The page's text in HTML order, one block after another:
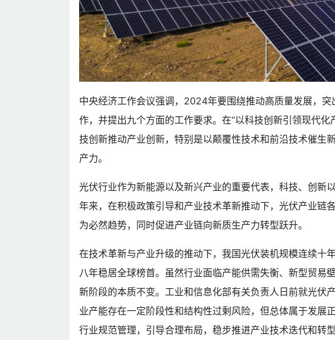
中央经济工作会议强调，2024年要围绕推动高质量发展，
作，并提出九个方面的工作要求。在“以科技创新引领现代
技创新推动产业创新，特别是以颠覆性技术和前沿技术催生
产力。
光伏行业作为新能源以及新兴产业的重要代表，科技、创新
年来，在积极政策引导和产业技术革新推动下，光伏产业链
为必然趋势，同时促进产业链向新质生产力转型跃升。
在技术革新与产业升级的推动下，我国光伏装机规模连续十
八年稳居全球榜首。虽然行业面临产能供需失衡、新型贸易
新阶段的本质不变。工业和信息化部有关负责人日前就光伏
业产能存在一定阶段性和结构性过剩风险，但总体属于发展
行业规范管理，引导合理布局，稳步推进产业技术迭代和转